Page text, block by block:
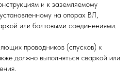
и к заземляемому
на опорах ВЛ,
или болтовыми соединениями.
проводников (спусков) к
должно выполняться сваркой или